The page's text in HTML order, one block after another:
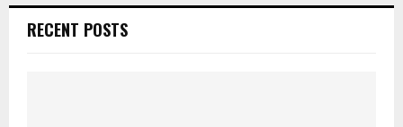
RECENT POSTS